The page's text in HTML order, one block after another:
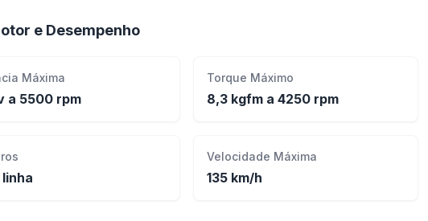
e Desempenho
Máxima
a 5500 rpm
Torque Máximo
8,3 kgfm a 4250 rpm
Velocidade Máxima
135 km/h